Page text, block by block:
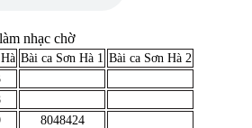
nhạc chờ
Bài ca Sơn Hà 1 Bài ca Sơn Hà 2
8048424